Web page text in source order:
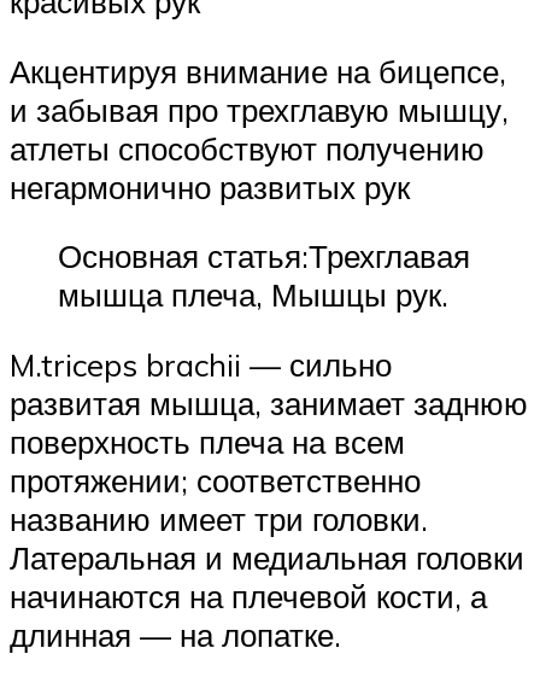
Акцентируя внимание на бицепсе,
и забывая про трехглавую мышцу,
атлеты способствуют получению
негармонично развитых рук
Основная статья:Трехглавая
мышца плеча, Мышцы рук.
M.triceps brachii — сильно
развитая мышца, занимает заднюю
поверхность плеча на всем
протяжении; соответственно
названию имеет три головки.
Латеральная и медиальная головки
начинаются на плечевой кости, а
длинная — на лопатке.